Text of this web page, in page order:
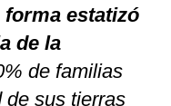
forma estatizó
de la
de familias
de sus tierras